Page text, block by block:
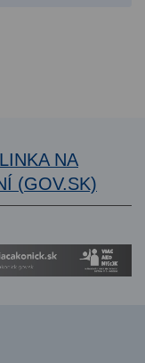
NA
(GOV.SK)